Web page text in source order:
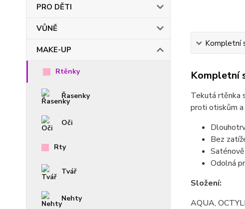
PRO DĚTI
VŮNĚ
MAKE-UP
Rtěnky
Řasenky
Oči
Rty
Tvář
Nehty
Kompletní
Kompletní
Tekutá rtěnka
proti otiskům a
Bez
Odolná
Složení:
AQUA,